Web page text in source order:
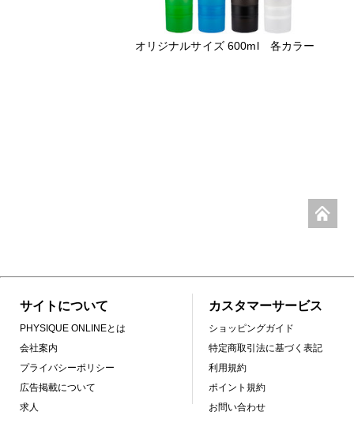
オリジナルサイズ 600ml 各カラー
サイトについて
PHYSIQUE ONLINEとは
会社案内
プライバシーポリシー
広告掲載について
求人
カスタマーサービス
ショッピングガイド
特定商取引法に基づく表記
利用規約
ポイント規約
お問い合わせ